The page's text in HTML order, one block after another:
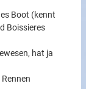
Boot (kennt
Boissieres
hat ja